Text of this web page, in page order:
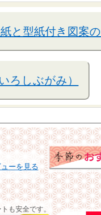
と型紙付き図案
ろしぶがみ）
ーを見る
も安全です。